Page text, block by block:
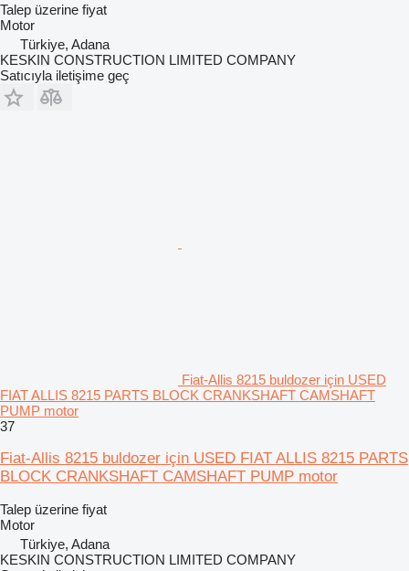
Talep üzerine fiyat
Motor
Türkiye, Adana
KESKIN CONSTRUCTION LIMITED COMPANY
Satıcıyla iletişime geç
Fiat-Allis 8215 buldozer için USED
FIAT ALLIS 8215 PARTS BLOCK CRANKSHAFT CAMSHAFT
PUMP motor
37
Fiat-Allis 8215 buldozer için USED FIAT ALLIS 8215 PARTS
BLOCK CRANKSHAFT CAMSHAFT PUMP motor
Talep üzerine fiyat
Motor
Türkiye, Adana
KESKIN CONSTRUCTION LIMITED COMPANY